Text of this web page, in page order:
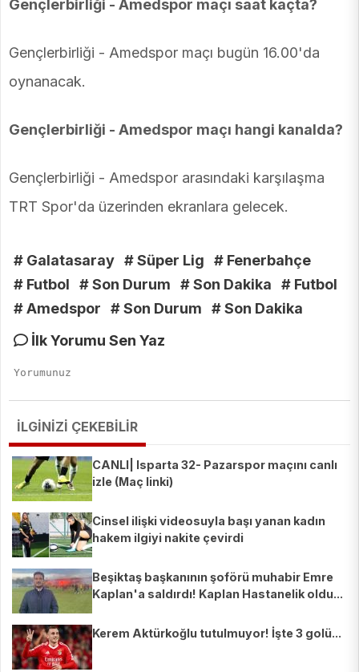
Gençlerbirliği - Amedspor maçı saat kaçta?
Gençlerbirliği - Amedspor maçı bugün 16.00'da
oynanacak.
Gençlerbirliği - Amedspor maçı hangi kanalda?
Gençlerbirliği - Amedspor arasındaki karşılaşma
TRT Spor'da üzerinden ekranlara gelecek.
# Galatasaray # Süper Lig
# Fenerbahçe
# Futbol
# Son Durum # Son Dakika
# Futbol
# Amedspor
# Son Durum
# Son Dakika
İlk Yorumu Sen Yaz
İLGİNİZİ ÇEKEBİLİR
CANLI| Isparta 32- Pazarspor maçını canlı
izle (Maç linki)
Cinsel ilişki videosuyla başı yanan kadın
hakem ilgiyi nakite çevirdi
Beşiktaş başkanının şoförü muhabir Emre
Kaplan'a saldırdı! Kaplan Hastanelik oldu...
Kerem Aktürkoğlu tutulmuyor! İşte 3 golü...